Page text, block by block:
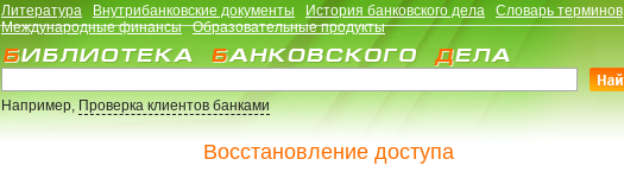
Литература Внутрибанковские документы История банковского дела
Словарь терминов
Международные финансы
Образовательные продукты
Например,Проверка клиентов банками
Восстановление доступа